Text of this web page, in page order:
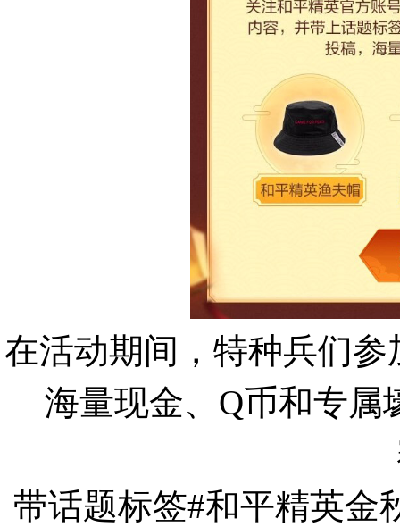
在活动期间，特种兵们
海量现金、Q币和专属
带话题标签#和平精英金